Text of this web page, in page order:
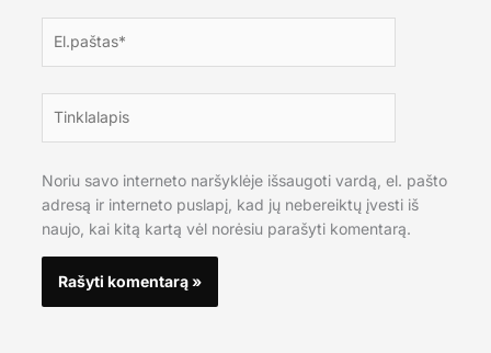
Noriu savo interneto naršyklėje išsaugoti vardą, el. pašto
adresą ir interneto puslapį, kad jų nebereiktų įvesti iš
naujo, kai kitą kartą vėl norėsiu parašyti komentarą.